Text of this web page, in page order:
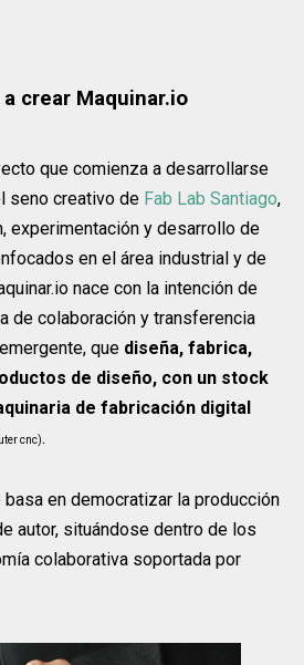
crear Maquinar.io
que comienza a desarrollarse
seno creativo de Fab Lab Santiago,
experimentación y desarrollo de
en el área industrial y de
nace con la intención de
de colaboración y transferencia
que diseña, fabrica,
de diseño, con un stock
de fabricación digital
cnc).
en democratizar la producción
autor, situándose dentro de los
colaborativa soportada por